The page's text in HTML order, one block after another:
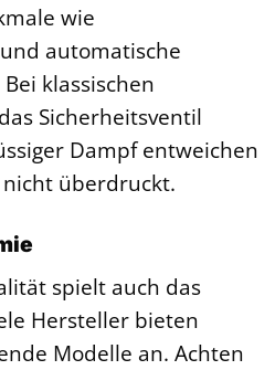
wie
automatische
klassischen
Sicherheitsventil
Dampf entweichen
überdruckt.
spielt auch das
Hersteller bieten
Modelle an. Achten